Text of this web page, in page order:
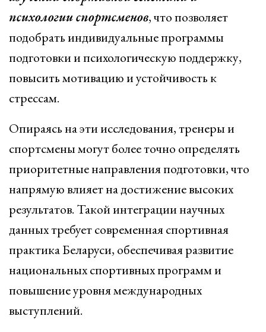
психологии спортсменов, что позволяет
подобрать индивидуальные программы
подготовки и психологическую поддержку,
повысить мотивацию и устойчивость к
стрессам.
Опираясь на эти исследования, тренеры и
спортсмены могут более точно определять
приоритетные направления подготовки, что
напрямую влияет на достижение высоких
результатов. Такой интеграции научных
данных требует современная спортивная
практика Беларуси, обеспечивая развитие
национальных спортивных программ и
повышение уровня международных
выступлений.